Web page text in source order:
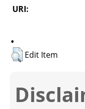
URI:
.
Edit Item